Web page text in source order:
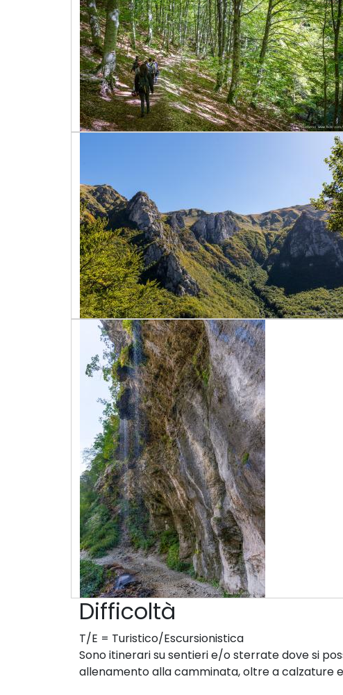
Difficoltà
T/E = Turistico/Escursionistica
Sono itinerari su sentieri e/o sterrate dove si
allenamento alla camminata, oltre a calzature